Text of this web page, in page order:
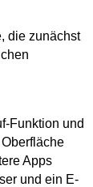
die zunächst
Funktion und
Apps
und ein E-